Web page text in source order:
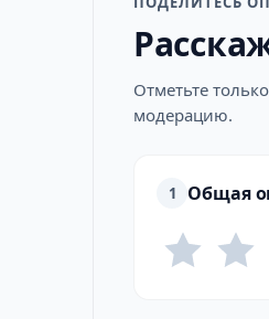
Отметьте
модерацию.
1 Общая